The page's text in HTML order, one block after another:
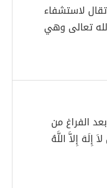
لاستشفاء
تعالى وهي
الفراغ من
أَشْهَدُ أَنْ لاَ إِلَهَ إِلاَّ اللَّهُ